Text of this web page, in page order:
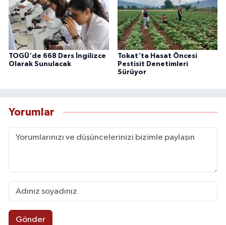
TOGÜ'de 668 Ders İngilizce
Olarak Sunulacak
Tokat'ta Hasat Öncesi
Pestisit Denetimleri
Sürüyor
Yorumlar
Gönder